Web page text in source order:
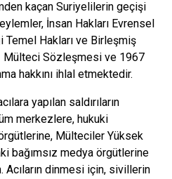
kaçan Suriyelilerin geçişi
İnsan Hakları Evrensel
Temel Hakları ve Birleşmiş
Mülteci Sözleşmesi ve 1967
hakkını ihlal etmektedir.
yapılan saldırıların
merkezlere, hukuki
Mülteciler Yüksek
bağımsız medya örgütlerine
Acıların dinmesi için, sivillerin